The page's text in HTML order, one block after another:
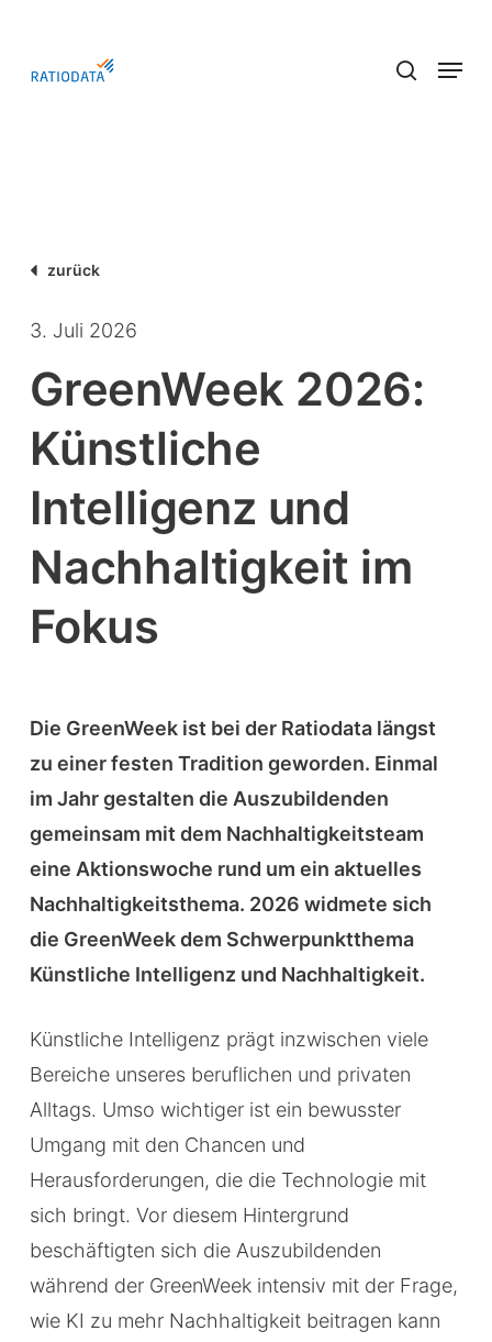
main
Menu
zurück
3. Juli 2026
GreenWeek 2026:
Künstliche
Intelligenz und
Nachhaltigkeit im
Fokus
Die GreenWeek ist bei der Ratiodata längst
zu einer festen Tradition geworden. Einmal
im Jahr gestalten die Auszubildenden
gemeinsam mit dem Nachhaltigkeitsteam
eine Aktionswoche rund um ein aktuelles
Nachhaltigkeitsthema. 2026 widmete sich
die GreenWeek dem Schwerpunktthema
Künstliche Intelligenz und Nachhaltigkeit.
Künstliche Intelligenz prägt inzwischen viele
Bereiche unseres beruflichen und privaten
Alltags. Umso wichtiger ist ein bewusster
Umgang mit den Chancen und
Herausforderungen, die die Technologie mit
sich bringt. Vor diesem Hintergrund
beschäftigten sich die Auszubildenden
während der GreenWeek intensiv mit der Frage,
wie KI zu mehr Nachhaltigkeit beitragen kann